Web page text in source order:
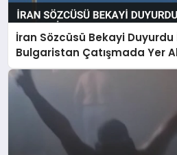
İran Sözcüsü Bekayi
Bulgaristan Çatışmada Yer